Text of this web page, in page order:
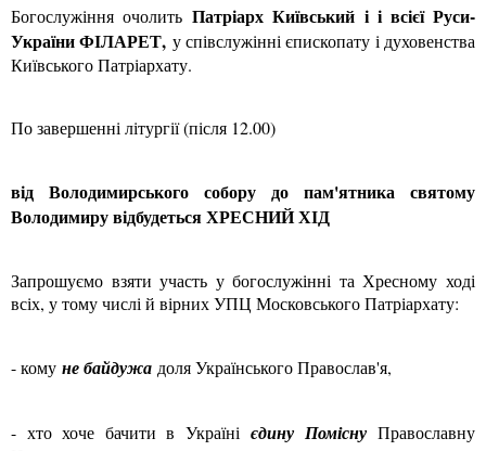
Богослужіння очолитьПатріарх Київський і і всієї Руси-
України ФІЛАРЕТ, у співслужінні єпископату і духовенства
Київського Патріархату.
По завершенні літургії (після 12.00)
від Володимирського собору до пам'ятника святому
Володимиру відбудеться ХРЕСНИЙ ХІД
Запрошуємо взяти участь у богослужінні та Хресному ході
всіх, у тому числі й вірних УПЦ Московського Патріархату:
- кому не байдужа доля Українського Православ'я,
- хто хоче бачити в Україні єдину ПоміснуПравославну